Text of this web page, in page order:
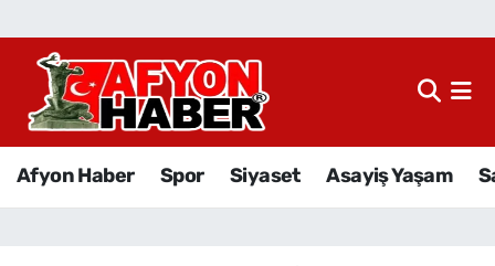
Afyon Haber Spor Siyaset Asayiş Yaşam
Afyon Haber